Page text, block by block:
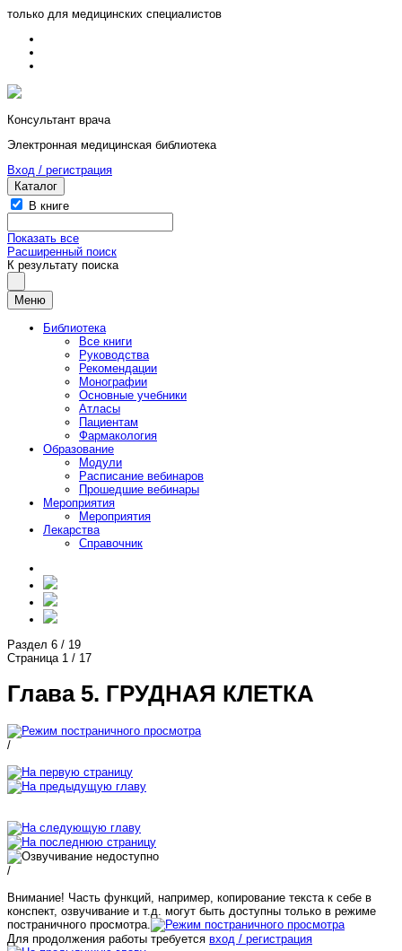
только для медицинских специалистов
Консультант врача
Электронная медицинская библиотека
Вход / регистрация
Каталог
В книге
Показать все
Расширенный поиск
К результату поиска
Меню
Библиотека
Все книги
Руководства
Рекомендации
Монографии
Основные учебники
Атласы
Пациентам
Фармакология
Образование
Модули
Расписание вебинаров
Прошедшие вебинары
Мероприятия
Мероприятия
Лекарства
Справочник
Раздел 6 / 19
Страница 1 / 17
Глава 5. ГРУДНАЯ КЛЕТКА
/
/
Внимание! Часть функций, например, копирование текста к себе в
конспект, озвучивание и т.д. могут быть доступны только в режиме
постраничного просмотра.
Для продолжения работы требуется вход / регистрация